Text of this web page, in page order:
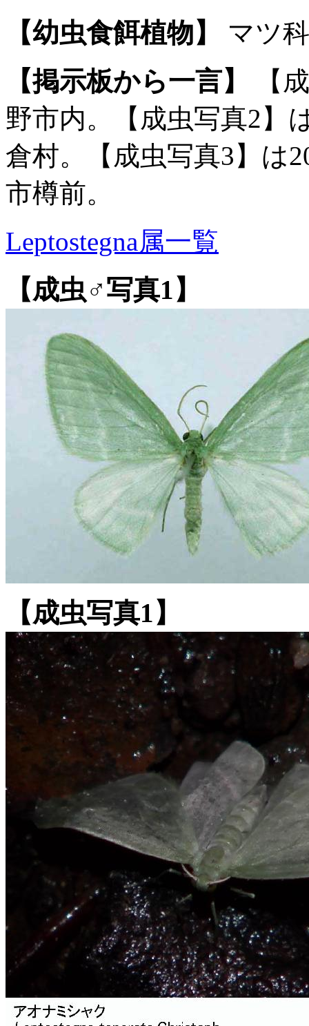
【幼虫食餌植物】
マツ
【掲示板から一言】
【
野市内。【成虫写真2】
倉村。【成虫写真3】は
市樽前。
Leptostegna属一覧
【成虫♂写真1】
【成虫写真1】